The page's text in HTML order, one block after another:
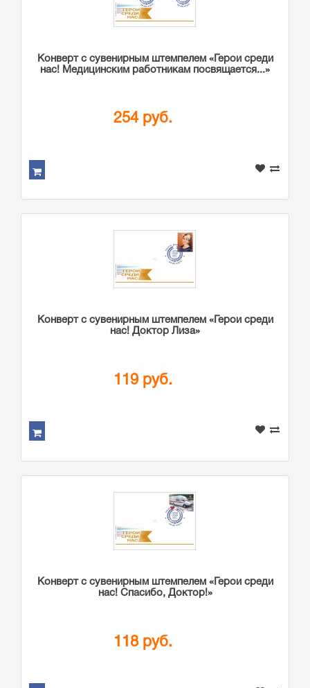
Конверт с сувенирным штемпелем «Герои среди
нас! Медицинским работникам посвящается...»
254 руб.
Конверт с сувенирным штемпелем «Герои среди
нас! Доктор Лиза»
119 руб.
Конверт с сувенирным штемпелем «Герои среди
нас! Спасибо, Доктор!»
118 руб.